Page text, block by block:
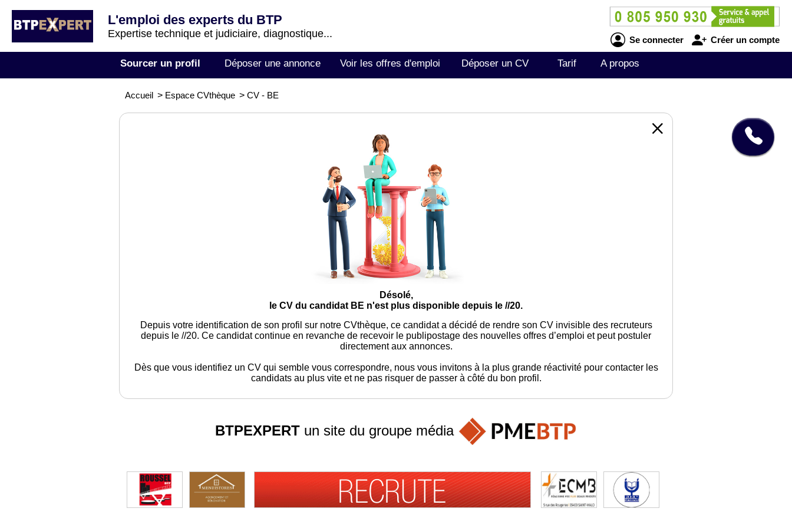
L'emploi des experts du BTP
Expertise technique et judiciaire, diagnostique...
Se connecter Créer un compte
Sourcer un profil Déposer une annonce Voir les offres d'emploi Déposer un CV Tarif A propos
Accueil > Espace CVthèque > CV - BE
Désolé,
le CV du candidat BE n'est plus disponible depuis le //20.
Depuis votre identification de son profil sur notre CVthèque, ce candidat a décidé de rendre son CV invisible des recruteurs
depuis le //20. Ce candidat continue en revanche de recevoir le publipostage des nouvelles offres d’emploi et peut postuler
directement aux annonces.
Dès que vous identifiez un CV qui semble vous correspondre, nous vous invitons à la plus grande réactivité pour contacter les
candidats au plus vite et ne pas risquer de passer à côté du bon profil.
BTPEXPERTun site du groupe média